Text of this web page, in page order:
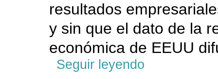
resultados
y sin que el dato de la
económica de EEUU
Seguir leyendo